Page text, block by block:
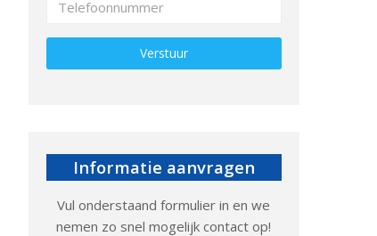
Gelieve dit veld leeg te laten.
Informatie aanvragen
Vul onderstaand formulier in en we
nemen zo snel mogelijk contact op!